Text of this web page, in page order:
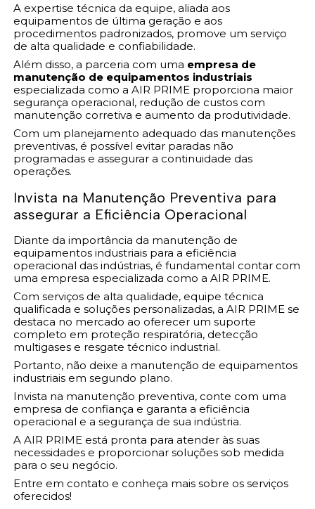
A expertise técnica da equipe, aliada aos
equipamentos de última geração e aos
procedimentos padronizados, promove um serviço
de alta qualidade e confiabilidade.
Além disso, a parceria com uma empresa de
manutenção de equipamentos industriais
especializada como a AIR PRIME proporciona maior
segurança operacional, redução de custos com
manutenção corretiva e aumento da produtividade.
Com um planejamento adequado das manutenções
preventivas, é possível evitar paradas não
programadas e assegurar a continuidade das
operações.
Invista na Manutenção Preventiva para
assegurar a Eficiência Operacional
Diante da importância da manutenção de
equipamentos industriais para a eficiência
operacional das indústrias, é fundamental contar com
uma empresa especializada como a AIR PRIME.
Com serviços de alta qualidade, equipe técnica
qualificada e soluções personalizadas, a AIR PRIME se
destaca no mercado ao oferecer um suporte
completo em proteção respiratória, detecção
multigases e resgate técnico industrial.
Portanto, não deixe a manutenção de equipamentos
industriais em segundo plano.
Invista na manutenção preventiva, conte com uma
empresa de confiança e garanta a eficiência
operacional e a segurança de sua indústria.
A AIR PRIME está pronta para atender às suas
necessidades e proporcionar soluções sob medida
para o seu negócio.
Entre em contato e conheça mais sobre os serviços
oferecidos!